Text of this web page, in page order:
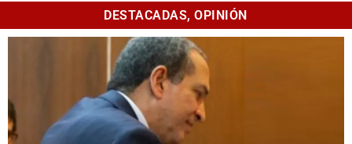
DESTACADAS,OPINIÓN